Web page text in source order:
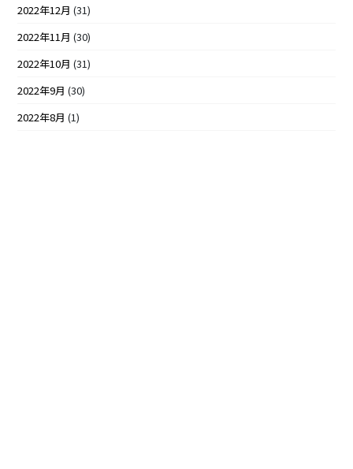
2022年12月 (31)
2022年11月 (30)
2022年10月 (31)
2022年9月 (30)
2022年8月 (1)